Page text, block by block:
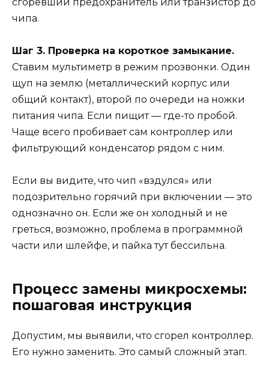
чипа.
Шаг 3. Проверка на короткое замыкание.
Ставим мультиметр в режим прозвонки. Один
щуп на землю (металлический корпус или
общий контакт), второй по очереди на ножки
питания чипа. Если пищит — где-то пробой.
Чаще всего пробивает сам контроллер или
фильтрующий конденсатор рядом с ним.
Если вы видите, что чип «вздулся» или
подозрительно горячий при включении — это
однозначно он. Если же он холодный и не
греться, возможно, проблема в программной
части или шлейфе, и пайка тут бессильна.
Процесс замены микросхемы:
пошаговая инструкция
Допустим, мы выявили, что сгорел контроллер.
Его нужно заменить. Это самый сложный этап.